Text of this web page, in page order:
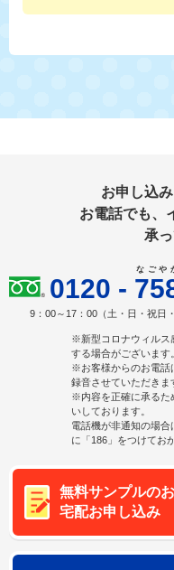
お申し込
お電話でも、
承
0120 -
なごや
9：00～17：00（土・日・祝日
※新型コロナウィルス
する場合がございます。
※お客様からのお電話
録音させていただきま
※内容を正確に承るた
いしております。
電話機が非通知の場
に「186」をつけてお
無料サンプルの
宅配お申し込み